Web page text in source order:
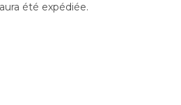
été expédiée.